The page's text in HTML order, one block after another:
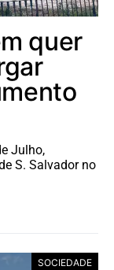
quer
Julho,
S. Salvador no
SOCIEDADE